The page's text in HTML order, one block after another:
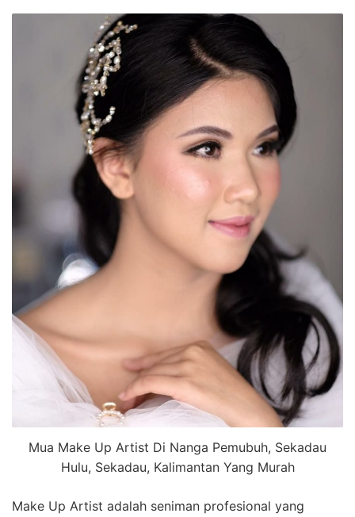
Mua Make Up Artist Di Nanga Pemubuh, Sekadau
Hulu, Sekadau, Kalimantan Yang Murah
Make Up Artist adalah seniman profesional yang